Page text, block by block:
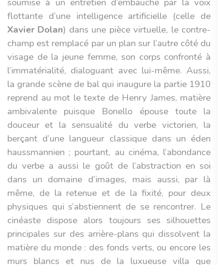
soumise à un entretien d’embauche par la voix
flottante d’une intelligence artificielle (celle de
Xavier Dolan) dans une pièce virtuelle, le contre-
champ est remplacé par un plan sur l’autre côté du
visage de la jeune femme, son corps confronté à
l’immatérialité, dialoguant avec lui-même. Aussi,
la grande scène de bal qui inaugure la partie 1910
reprend au mot le texte de Henry James, matière
ambivalente puisque Bonello épouse toute la
douceur et la sensualité du verbe victorien, la
berçant d’une langueur classique dans un éden
haussmannien ; pourtant, au cinéma, l’abondance
du verbe a aussi le goût de l’abstraction en soi
dans un domaine d’images, mais aussi, par là
même, de la retenue et de la fixité, pour deux
physiques qui s’abstiennent de se rencontrer. Le
cinéaste dispose alors toujours ses silhouettes
principales sur des arrière-plans qui dissolvent la
matière du monde : des fonds verts, ou encore les
murs blancs et nus de la luxueuse villa que